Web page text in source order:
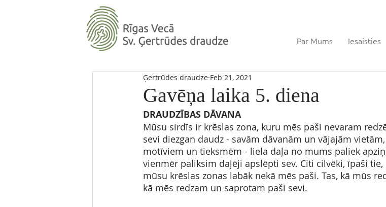
Par Mums Iesaisties
Gavēņa laika 5. diena
Ģertrūdes draudze Feb 21, 2021
DRAUDZĪBAS DĀVANA
Mūsu sirdīs ir krēslas zona, kuru mēs paši nevaram
sevi diezgan daudz - savām dāvanām un vājajām
motīviem un tieksmēm - liela daļa no mums paliek
vienmēr paliksim daļēji apslēpti sev. Citi cilvēki, īpaši
mūsu krēslas zonas labāk nekā mēs paši. Tas, kā mūs
kā mēs redzam un saprotam paši sevi.